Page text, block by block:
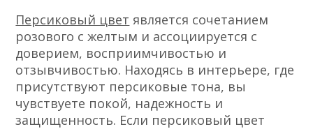
Персиковый цвет является сочетанием
розового с желтым и ассоциируется с
доверием, восприимчивостью и
отзывчивостью. Находясь в интерьере, где
присутствуют персиковые тона, вы
чувствуете покой, надежность и
защищенность. Если персиковый цвет